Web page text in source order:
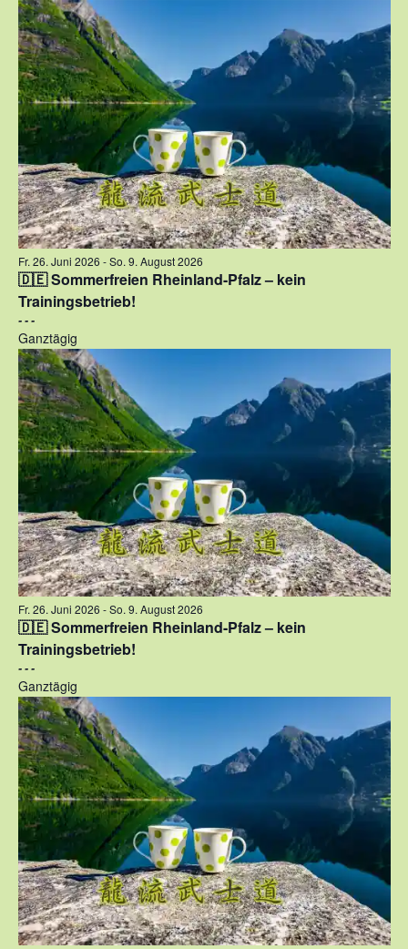
Fr. 26. Juni 2026 -So. 9. August 2026
🇩🇪 Sommerfreien Rheinland-Pfalz – kein
Trainingsbetrieb!
- - -
Ganztägig
Fr. 26. Juni 2026 -So. 9. August 2026
🇩🇪 Sommerfreien Rheinland-Pfalz – kein
Trainingsbetrieb!
- - -
Ganztägig